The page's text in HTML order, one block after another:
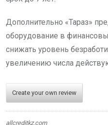
Дополнительно «Тараз»
оборудование в
снижать уровень
увеличению числа
Create your own review
allcreditkz.com